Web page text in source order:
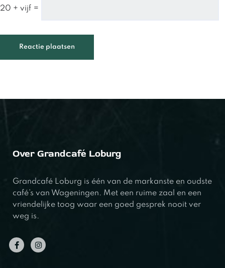
20 + vijf =
Over Grandcafé Loburg
Grandcafé Loburg is één van de markanste en oudste
café’s van Wageningen. Met een ruime zaal en een
vriendelijke toog waar een goed gesprek nooit ver
weg is.